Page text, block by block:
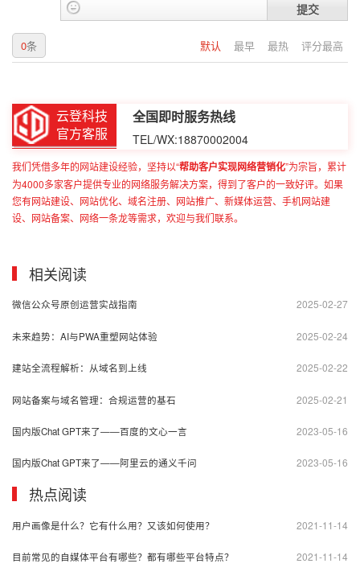
提交
默认 最早 最热 评分最高
0条
云登科技
官方客服
全国即时服务热线
TEL/WX:18870002004
我们凭借多年的网站建设经验，坚持以“帮助客户实现网络营销化”为宗旨，累计
为4000多家客户提供专业的网络服务解决方案，得到了客户的一致好评。如果
您有网站建设、网站优化、域名注册、网站推广、新媒体运营、手机网站建
设、网站备案、网络一条龙等需求，欢迎与我们联系。
相关阅读
2025-02-27
微信公众号原创运营实战指南
2025-02-24
未来趋势：AI与PWA重塑网站体验
2025-02-22
建站全流程解析：从域名到上线
2025-02-21
网站备案与域名管理：合规运营的基石
2023-05-16
国内版Chat GPT来了——百度的文心一言
2023-05-16
国内版Chat GPT来了——阿里云的通义千问
热点阅读
2021-11-14
用户画像是什么？它有什么用？又该如何使用？
2021-11-14
目前常见的自媒体平台有哪些？都有哪些平台特点？